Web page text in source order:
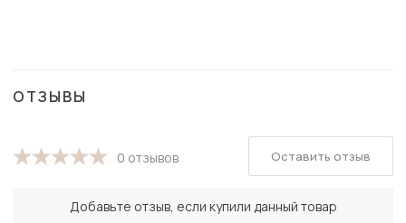
ОТЗЫВЫ
0 отзывов
Добавьте отзыв, если купили данный товар
Оставить отзыв